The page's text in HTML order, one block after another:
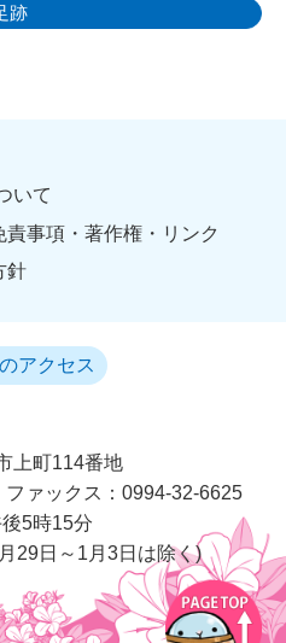
跡
いて
事項・著作権・リンク
針
アクセス
上町114番地
ファックス：0994-32-6625
5時15分
29日～1月3日は除く)